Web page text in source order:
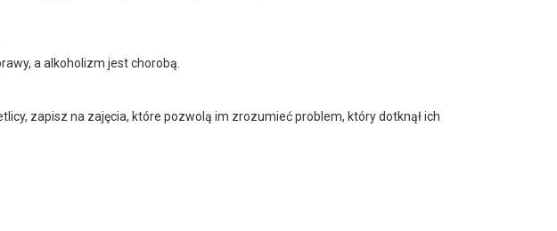
a alkoholizm jest chorobą.
zapisz na zajęcia, które pozwolą im zrozumieć problem, który dotknął ich